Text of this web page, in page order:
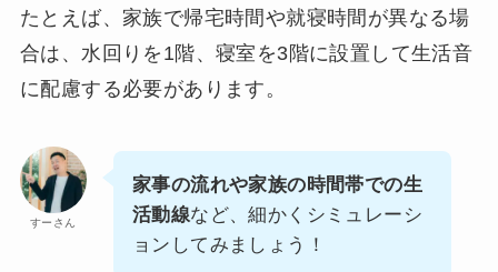
たとえば、家族で帰宅時間や就寝時間が異なる場
合は、水回りを1階、寝室を3階に設置して生活音
に配慮する必要があります。
すーさん
家事の流れや家族の時間帯での生
活動線など、細かくシミュレーシ
ョンしてみましょう！